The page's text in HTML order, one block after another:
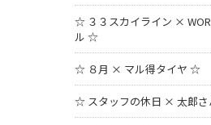
☆ ３３スカイライン ×
ル ☆
☆ ８月 × マル得タイヤ ☆
☆ スタッフの休日 × 太郎